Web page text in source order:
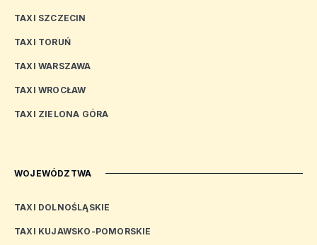
TAXI SZCZECIN
TAXI TORUŃ
TAXI WARSZAWA
TAXI WROCŁAW
TAXI ZIELONA GÓRA
WOJEWÓDZTWA
TAXI DOLNOŚLĄSKIE
TAXI KUJAWSKO-POMORSKIE